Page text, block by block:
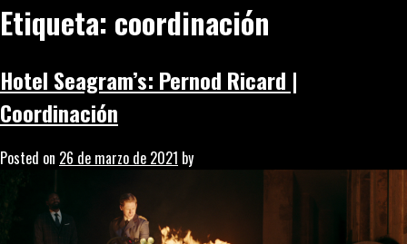
Etiqueta: coordinación
Hotel Seagram’s: Pernod Ricard |
Coordinación
Posted on 26 de marzo de 2021 by